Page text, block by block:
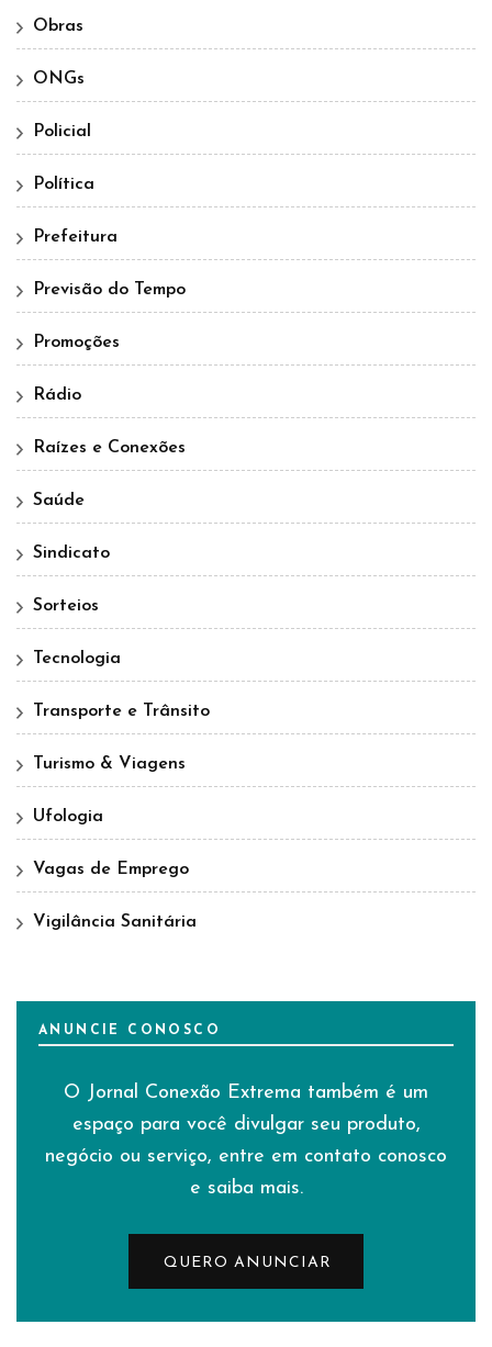
Obras
ONGs
Policial
Política
Prefeitura
Previsão do Tempo
Promoções
Rádio
Raízes e Conexões
Saúde
Sindicato
Sorteios
Tecnologia
Transporte e Trânsito
Turismo & Viagens
Ufologia
Vagas de Emprego
Vigilância Sanitária
ANUNCIE CONOSCO
O Jornal Conexão Extrema também é um
espaço para você divulgar seu produto,
negócio ou serviço, entre em contato conosco
e saiba mais.
QUERO ANUNCIAR